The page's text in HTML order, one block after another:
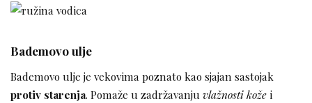
Bademovo ulje
Bademovo ulje je vekovima poznato kao sjajan sastojak
protiv starenja. Pomaže u zadržavanju vlažnosti kože i